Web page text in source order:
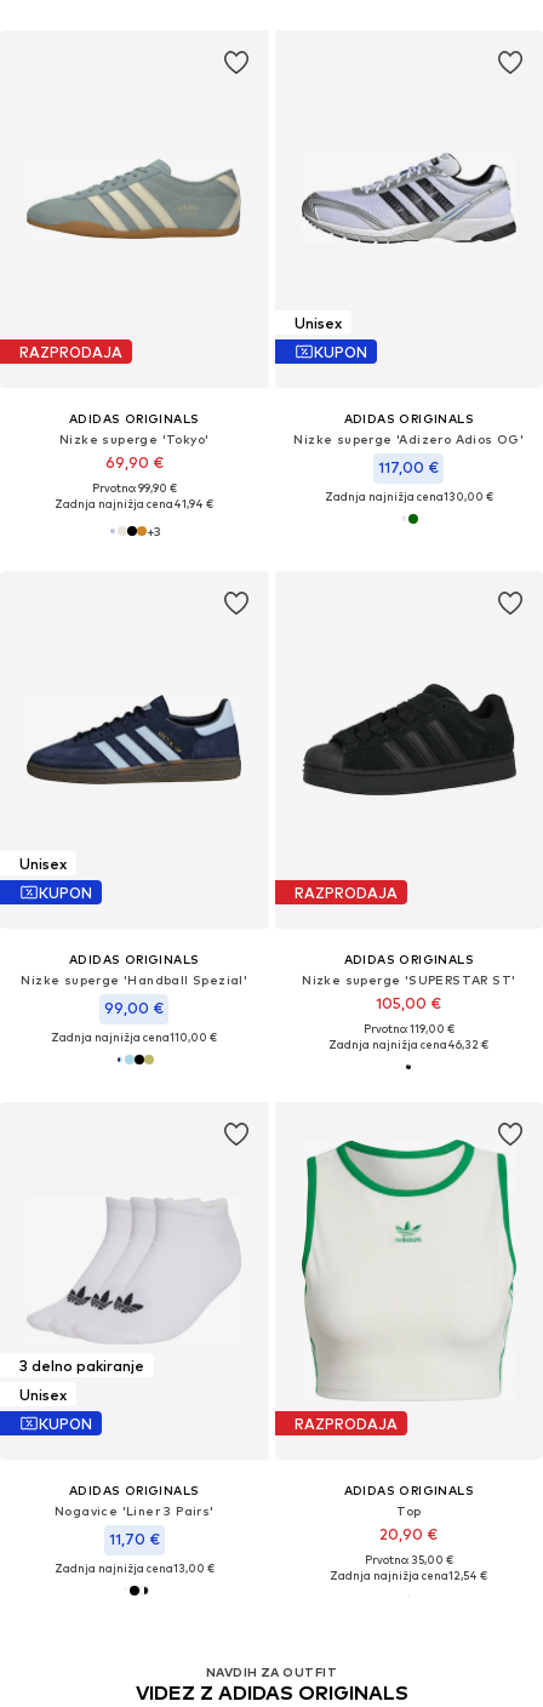
RAZPRODAJA
ADIDAS ORIGINALS
Nizke superge 'Tokyo'
69,90 €
Prvotno: 99,90 €
Zadnja najnižja cena41,94 €
+3
Unisex
KUPON
ADIDAS ORIGINALS
Nizke superge 'Adizero Adios OG'
117,00 €
Zadnja najnižja cena130,00 €
Unisex
KUPON
ADIDAS ORIGINALS
Nizke superge 'Handball Spezial'
99,00 €
Zadnja najnižja cena110,00 €
RAZPRODAJA
ADIDAS ORIGINALS
Nizke superge 'SUPERSTAR ST'
105,00 €
Prvotno: 119,00 €
Zadnja najnižja cena46,32 €
3 delno pakiranje
Unisex
KUPON
ADIDAS ORIGINALS
Nogavice 'Liner 3 Pairs'
11,70 €
Zadnja najnižja cena13,00 €
RAZPRODAJA
ADIDAS ORIGINALS
Top
20,90 €
Prvotno: 35,00 €
Zadnja najnižja cena12,54 €
NAVDIH ZA OUTFIT
VIDEZ Z ADIDAS ORIGINALS